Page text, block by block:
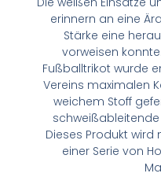
erinnern an eine
Stärke eine
vorweisen
Fußballtrikot wurde
Vereins maximalen
weichem Stoff
schweißableitende
Dieses Produkt wird
einer Serie von